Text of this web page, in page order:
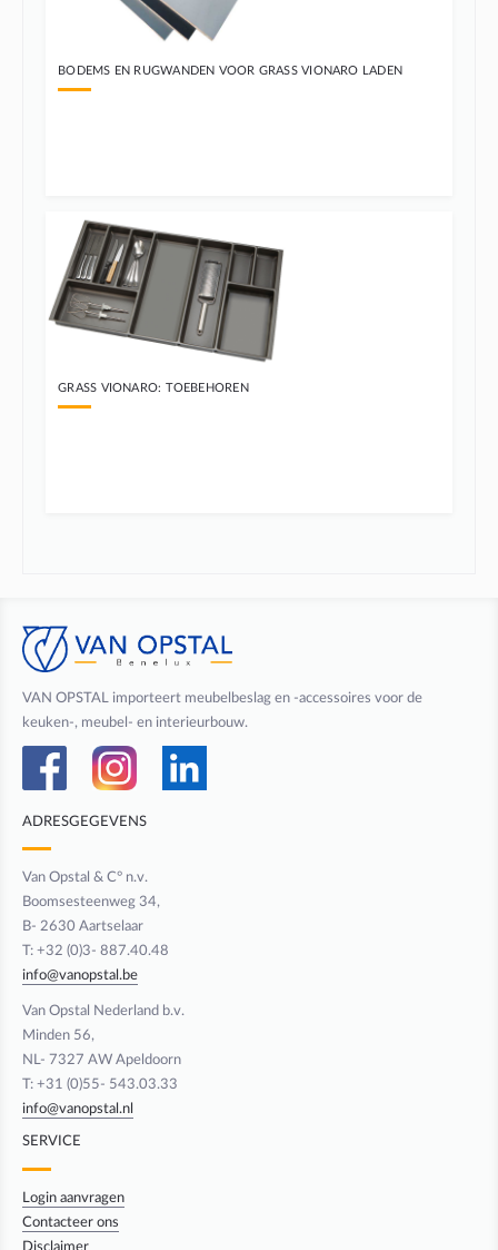
BODEMS EN RUGWANDEN VOOR GRASS VIONARO LADEN
GRASS VIONARO: TOEBEHOREN
VAN OPSTAL importeert meubelbeslag en -accessoires voor de
keuken-, meubel- en interieurbouw.
ADRESGEGEVENS
Van Opstal & C° n.v.
Boomsesteenweg 34,
B- 2630 Aartselaar
T: +32 (0)3- 887.40.48
info@vanopstal.be
Van Opstal Nederland b.v.
Minden 56,
NL- 7327 AW Apeldoorn
T: +31 (0)55- 543.03.33
info@vanopstal.nl
SERVICE
Login aanvragen
Contacteer ons
Disclaimer